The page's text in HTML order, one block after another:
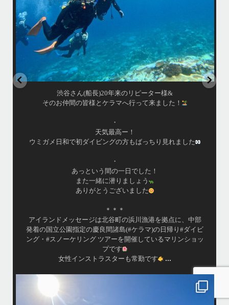
8月 14
はいさい！
アイランドメッセージです
最近投稿できてませんでしたが今シーズンも渡嘉敷島上陸
ツアーとケラマ体験ダイビング&シュノーケル班に分かれて
毎日海へ行っております
海が穏やかな日がずーっと続いていてボートダイビングに
は最高のコンディションです！
昔よく潜りに来て下さっていたリピーターさんの子供が10
才になったので一緒にダイビングデビュー…なんて嬉しい
緒させて頂いてます
•
渡嘉敷島の方も夏には珍しい北風つづきのおかげでビーチ
が穏やか
...
island.message
・